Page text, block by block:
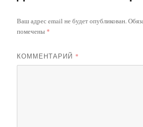
Ваш адрес email не будет опубликован.
помечены *
КОММЕНТАРИЙ *